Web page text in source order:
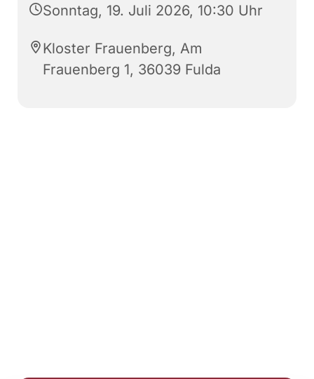
Sonntag, 19. Juli 2026, 10:30 Uhr
Kloster Frauenberg, Am
Frauenberg 1, 36039 Fulda